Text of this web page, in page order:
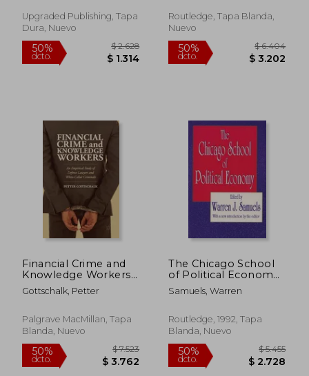
Upgraded Publishing, Tapa
Dura, Nuevo
50%
Routledge, Tapa Blanda,
Nuevo
50%
Financial Crime and
Knowledge Workers:
An Empirical Study of
Defense Lawyers and
Criminals (en Inglés)
Gottschalk, Petter
Palgrave MacMillan, Tapa
Blanda, Nuevo
The Chicago School
of Political Economy
(en Inglés)
Samuels, Warren
Routledge, 1992, Tapa
Blanda, Nuevo